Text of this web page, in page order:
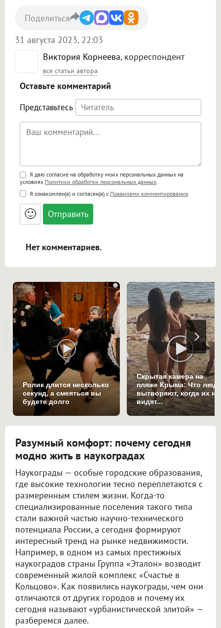
Виктория Корнеева, корреспондент
все статьи автора
31 августа 2023, 22:03
Поделиться
Оставьте комментарий
Представьтесь
Поддержка HTML
<b>, <strong>, <u>, <i>, <em>, <s>, <big>,
<small>, <sup>, <sub>, <pre>, <ul>, <ol>, <li>,
<blockquote>, <code> экранирует HTML,
адреса URL автоматически становятся
ссылками, и [img]адрес[/img] будет
Я даю согласие на обработку моих персональных данных на
условиях Политики обработки персональных данных
Я ознакомлен(а) и согласен(а) с Правилами комментирования
🙂
Нет комментариев.
i
Ролик длится несколько
секунд, а смеяться вы
будете долго
Скрытая камера на
пляже Крыма: Что
вытворяют, когда их не
видят...
Разумный комфорт: почему сегодня
модно жить в наукоградах
Наукограды — особые городские образования,
где высокие технологии тесно переплетаются с
размеренным стилем жизни. Когда-то
специализированные поселения такого типа
стали важной частью научно-технического
потенциала России, а сегодня формируют
интересный тренд на рынке недвижимости.
Например, в одном из самых престижных
наукоградов страны Группа «Эталон» возводит
современный жилой комплекс «Счастье в
Кольцово». Как появились наукограды, чем они
отличаются от других городов и почему их
сегодня называют «урбанистической элитой» —
разберемся далее.